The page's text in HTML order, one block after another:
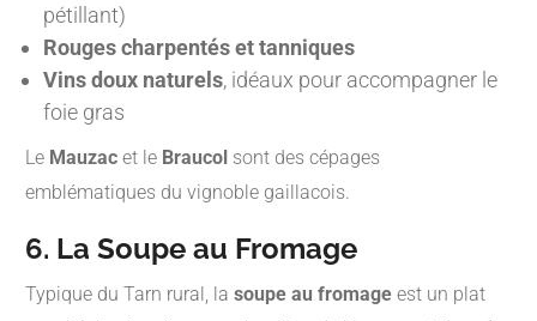
pétillant)
Rouges charpentés et tanniques
Vins doux naturels, idéaux pour accompagner le
foie gras
Le Mauzac et le Braucol sont des cépages
emblématiques du vignoble gaillacois.
6. La Soupe au Fromage
Typique du Tarn rural, la soupe au fromage est un plat